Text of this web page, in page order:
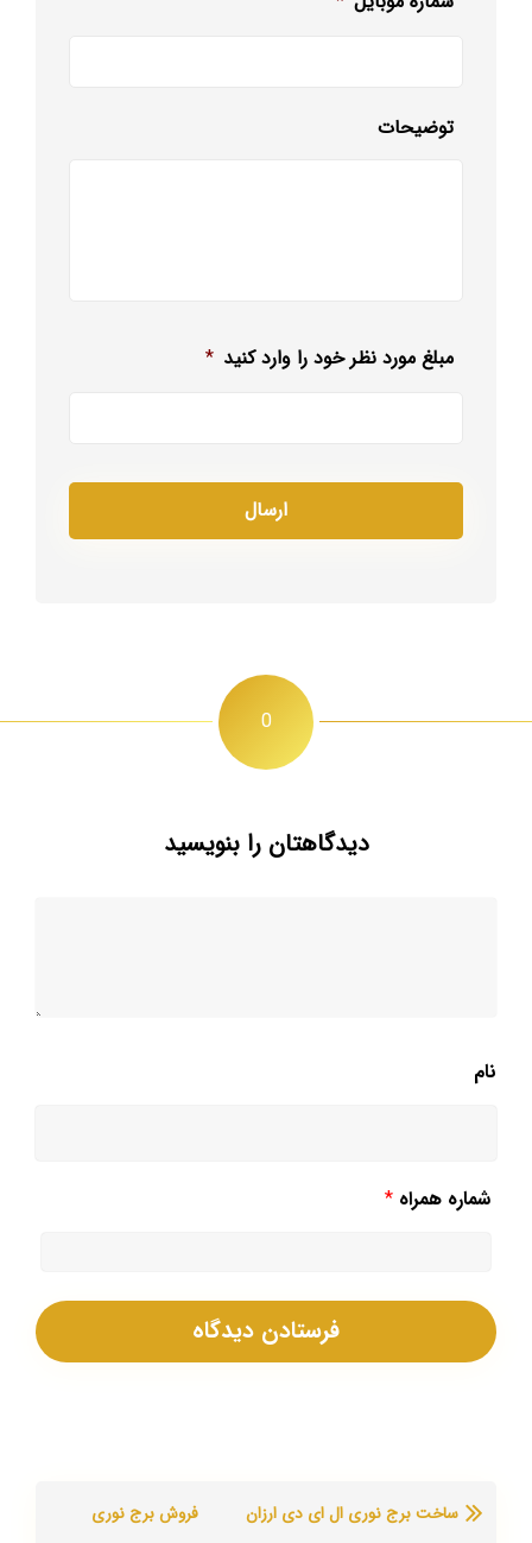
توضیحات
مبلغ مورد نظر خود را وارد کنید *
0
دیدگاهتان را بنویسید
نام
شماره همراه *
ساخت برج نوری ال ای دی ارزان
فروش برج نوری